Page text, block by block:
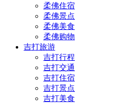
柔佛住宿
柔佛景点
柔佛美食
柔佛购物
吉打旅游
吉打行程
吉打交通
吉打住宿
吉打景点
吉打美食